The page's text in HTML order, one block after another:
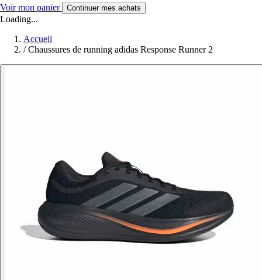
Voir mon panier Continuer mes achats
Loading...
Accueil
/ Chaussures de running adidas Response Runner 2